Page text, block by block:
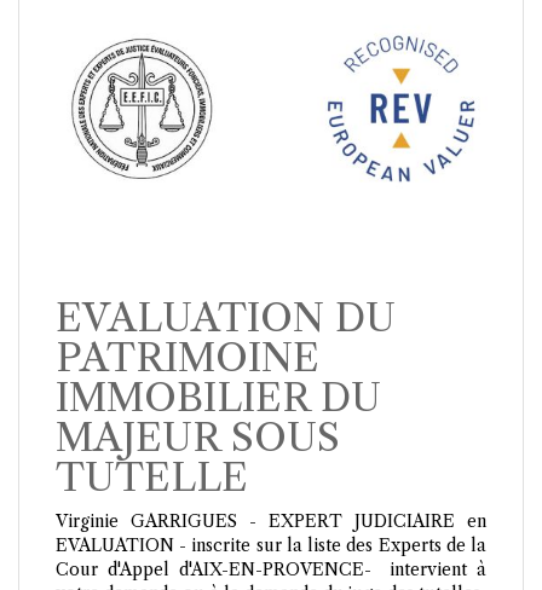
EVALUATION DU
PATRIMOINE
IMMOBILIER DU
MAJEUR SOUS
TUTELLE
Virginie GARRIGUES - EXPERT JUDICIAIRE en
EVALUATION - inscrite sur la liste des Experts de la
Cour d'Appel d'AIX-EN-PROVENCE- intervient à